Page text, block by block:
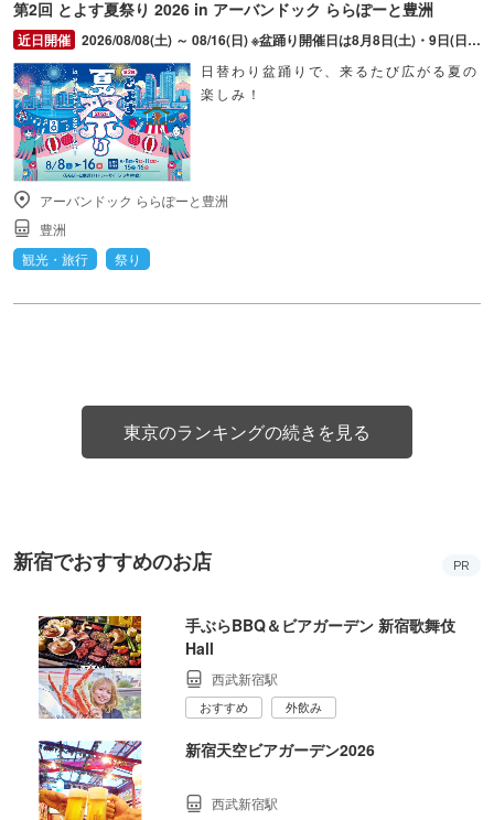
第2回 とよす夏祭り 2026 in アーバンドック ららぽーと豊洲
2026/08/08(土) ～ 08/16(日) ※盆踊り開催日は8月8日(土)・9日(日)・11日(火・祝)・15日(土)・16日(日)のみ。 ※縁日およびキッチンカーについては期間中の全日程営業予定。 ※開催コンテンツは日によって異なります。
日替わり盆踊りで、来るたび広がる夏の
楽しみ！
アーバンドック ららぽーと豊洲
豊洲
観光・旅行
祭り
東京のランキングの続きを見る
新宿でおすすめのお店 PR
手ぶらBBQ＆ビアガーデン 新宿歌舞伎
Hall
西武新宿駅
おすすめ 外飲み
新宿天空ビアガーデン2026
西武新宿駅